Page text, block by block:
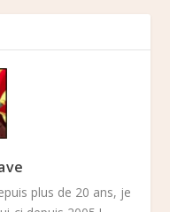
plus de 20 ans, je